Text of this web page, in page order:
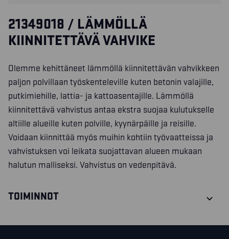
21349018 / LÄMMÖLLÄ
KIINNITETTÄVÄ VAHVIKE
Olemme kehittäneet lämmöllä kiinnitettävän vahvikkeen
paljon polvillaan työskenteleville kuten betonin valajille,
putkimiehille, lattia- ja kattoasentajille. Lämmöllä
kiinnitettävä vahvistus antaa ekstra suojaa kulutukselle
altiille alueille kuten polville, kyynärpäille ja reisille.
Voidaan kiinnittää myös muihin kohtiin työvaatteissa ja
vahvistuksen voi leikata suojattavan alueen mukaan
halutun malliseksi. Vahvistus on vedenpitävä.
TOIMINNOT